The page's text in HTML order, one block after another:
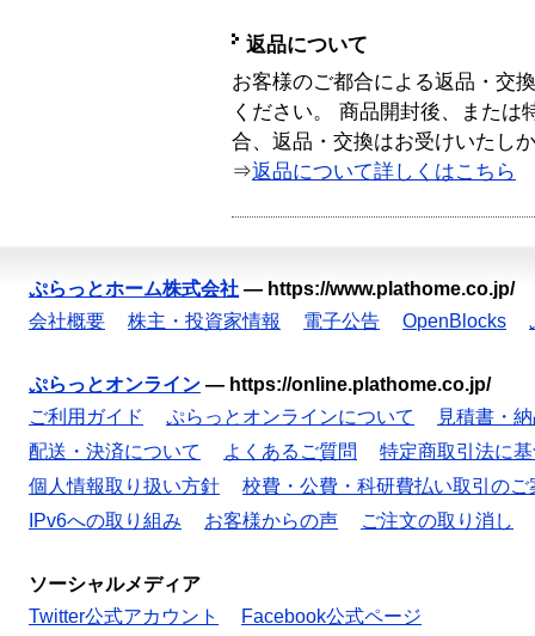
返品について
お客様のご都合による返品・交
ください。 商品開封後、または
合、返品・交換はお受けいたし
⇒返品について詳しくはこちら
ぷらっとホーム株式会社 — https://www.plathome.co.jp/
会社概要
株主・投資家情報 電子公告 OpenBlocks
ぷらっとオンライン — https://online.plathome.co.jp/
ご利用ガイド
ぷらっとオンラインについて
見積書・
配送・決済について
よくあるご質問
特定商取引法に
個人情報取り扱い方針
校費・公費・科研費払い取引のご
IPv6への取り組み
お客様からの声 ご注文の取り消し
ソーシャルメディア
Twitter公式アカウント
Facebook公式ページ